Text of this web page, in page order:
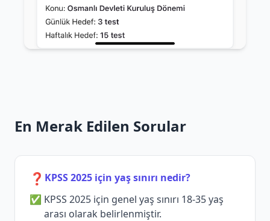
En Merak Edilen Sorular
❓ KPSS 2025 için yaş sınırı nedir?
KPSS 2025 için genel yaş sınırı 18-35 yaş
arası olarak belirlenmiştir.